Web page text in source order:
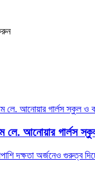
লে. আনোয়ার গার্লস